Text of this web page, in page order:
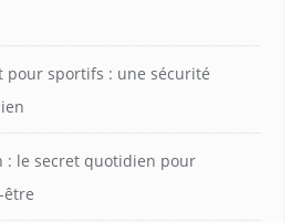
pour sportifs : une sécurité
: le secret quotidien pour
être